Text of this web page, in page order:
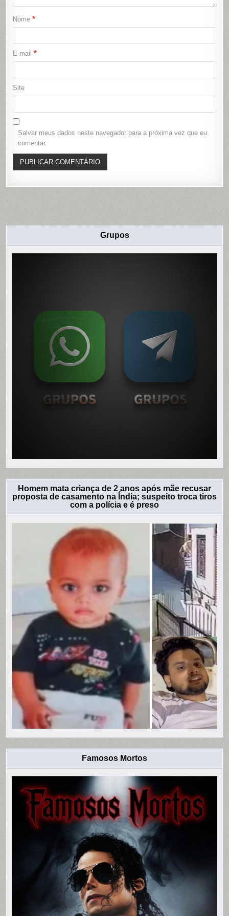
Nome*
E-mail*
Site
Salvar meus dados neste navegador para a próxima vez que eu
comentar.
Grupos
Homem mata criança de 2 anos após mãe recusar
proposta de casamento na Índia; suspeito troca tiros
com a polícia e é preso
Famosos Mortos